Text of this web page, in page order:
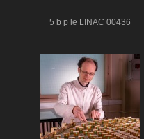
5 b p le LINAC 00436